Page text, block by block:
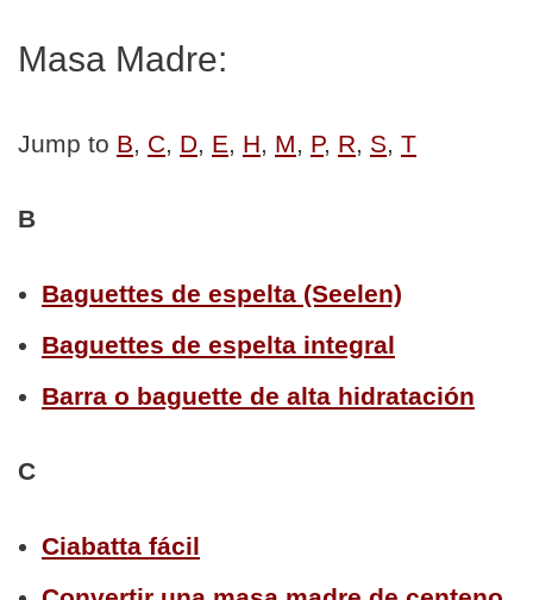
Masa Madre:
Jump to B, C, D, E, H, M, P, R, S, T
B
Baguettes de espelta (Seelen)
Baguettes de espelta integral
Barra o baguette de alta hidratación
C
Ciabatta fácil